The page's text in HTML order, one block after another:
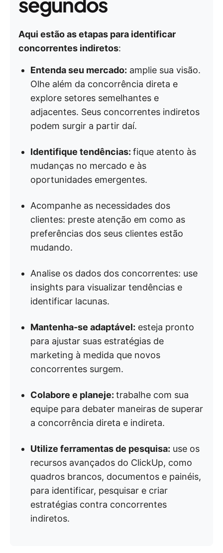
Aqui estão as etapas para identificar
concorrentes indiretos:
Entenda seu mercado: amplie sua visão.
Olhe além da concorrência direta e
explore setores semelhantes e
adjacentes. Seus concorrentes indiretos
podem surgir a partir daí.
Identifique tendências: fique atento às
mudanças no mercado e às
oportunidades emergentes.
Acompanhe as necessidades dos
clientes: preste atenção em como as
preferências dos seus clientes estão
mudando.
Analise os dados dos concorrentes: use
insights para visualizar tendências e
identificar lacunas.
Mantenha-se adaptável: esteja pronto
para ajustar suas estratégias de
marketing à medida que novos
concorrentes surgem.
Colabore e planeje: trabalhe com sua
equipe para debater maneiras de superar
a concorrência direta e indireta.
Utilize ferramentas de pesquisa: use os
recursos avançados do ClickUp, como
quadros brancos, documentos e painéis,
para identificar, pesquisar e criar
estratégias contra concorrentes
indiretos.